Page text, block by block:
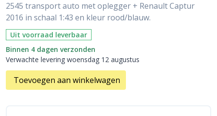
2545 transport auto met oplegger + Renault Captur
2016 in schaal 1:43 en kleur rood/blauw.
Uit voorraad leverbaar
Binnen 4 dagen verzonden
Verwachte levering woensdag 12 augustus
Toevoegen aan winkelwagen